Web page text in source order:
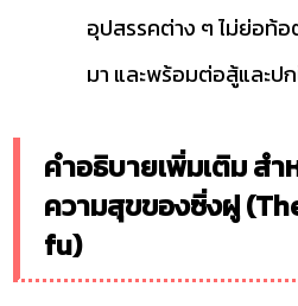
อุปสรรคต่าง ๆ ไม่ย่อท้อ
มา และพร้อมต่อสู้และป
คำอธิบายเพิ่มเติม สำ
ความสุขของซิ่งฝู
fu)